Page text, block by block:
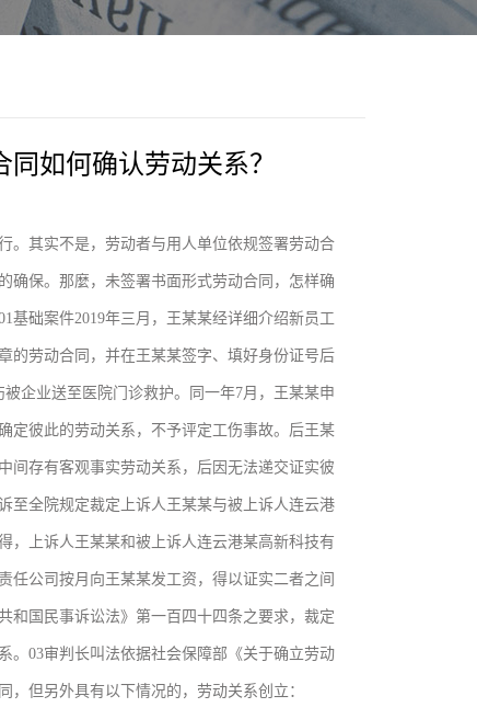
如何确认劳动关系？
。其实不是，劳动者与用人单位依规签署劳动合
确保。那麼，未签署书面形式劳动合同，怎样确
基础案件2019年三月，王某某经详细介绍新员工
的劳动合同，并在王某某签字、填好身份证号后
企业送至医院门诊救护。同一年7月，王某某申
定彼此的劳动关系，不予评定工伤事故。后王某
间存有客观事实劳动关系，后因无法递交证实彼
至全院规定裁定上诉人王某某与被上诉人连云港
，上诉人王某某和被上诉人连云港某高新科技有
任公司按月向王某某发工资，得以证实二者之间
和国民事诉讼法》第一百四十四条之要求，裁定
。03审判长叫法依据社会保障部《关于确立劳动
但另外具有以下情况的，劳动关系创立：